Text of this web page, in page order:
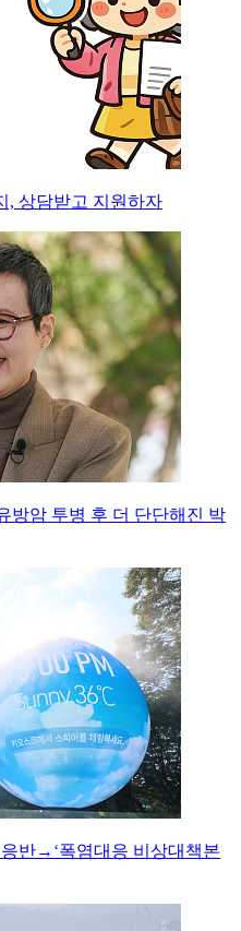
, 상담받고 지원하자
방암 투병 후 더 단단해진 박
반→‘폭염대응 비상대책본